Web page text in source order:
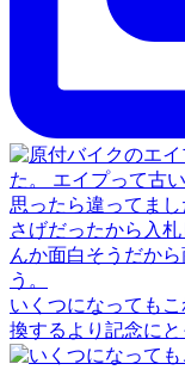
いくつになっても
換するより記念に